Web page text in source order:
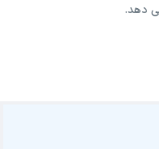
دهد.